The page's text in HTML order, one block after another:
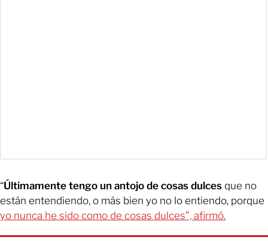
“Últimamente tengo un antojo de cosas dulces que no
están entendiendo, o más bien yo no lo entiendo, porque
yo nunca he sido como de cosas dulces”, afirmó.